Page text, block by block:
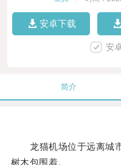
安卓下载
安
简介
龙猫机场位于远离城市
树木包围着。